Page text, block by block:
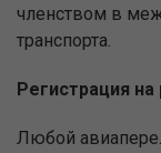
членством в
транспорта.
Регистрация на
Любой